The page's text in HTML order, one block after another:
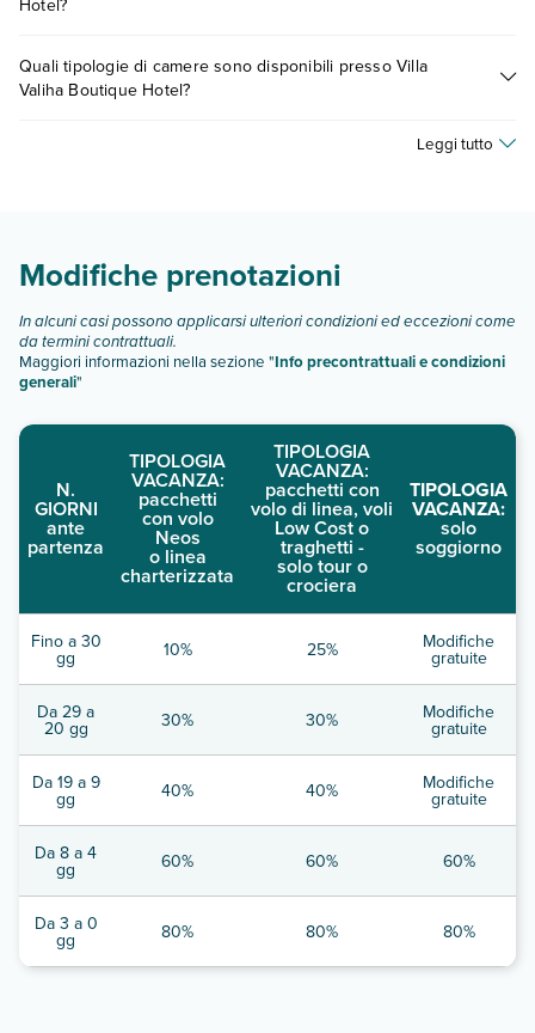
dedicata
a vari fattori (per es. date, condizioni dell'hotel, ecc). Per
consultare i prezzi, compila il motore di ricerca e scegli
Quali tipologie di camere sono disponibili presso Villa
Valiha Boutique Hotel?
camera standard promo:
camera suite:
loft residence:
Scopri tutti i dettagli nel paragrafo dedicato "Info e
descrizione
Leggi tutto
Modifiche prenotazioni
In alcuni casi possono applicarsi ulteriori condizioni ed eccezioni come
da termini contrattuali.
Maggiori informazioni nella sezione "Info precontrattuali e condizioni
generali"
N.
GIORNI
ante
partenza
TIPOLOGIA
VACANZA:
pacchetti
con volo
Neos
o linea
charterizzata
TIPOLOGIA
VACANZA:
pacchetti con
volo di linea, voli
Low Cost o
traghetti -
solo tour o
crociera
TIPOLOGIA
VACANZA:
solo
soggiorno
Fino a 30
gg 10% 25% Modifiche
gratuite
Da 29 a
20 gg 30% 30% Modifiche
gratuite
Da 19 a 9
gg 40% 40% Modifiche
gratuite
Da 8 a 4
gg 60% 60% 60%
Da 3 a 0
gg 80% 80% 80%